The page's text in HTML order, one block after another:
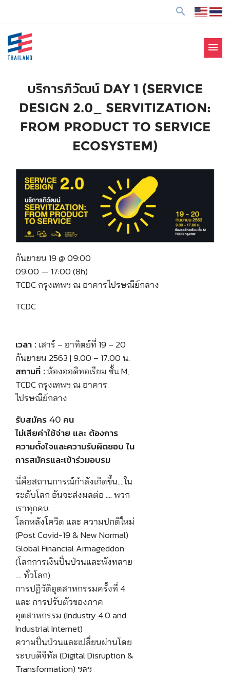
search
Enterprise: SE
menu
บริการภิวัฒน์ DAY 1 (SERVICE
DESIGN 2.0_ SERVITIZATION:
FROM PRODUCT TO SERVICE
ECOSYSTEM)
เวลา : เสาร์ – อาทิตย์ที่ 19 – 20
กันยายน 2563 | 9.00 – 17.00 น.
สถานที่ : ห้องออดิทอเรียม ชั้น M,
TCDC กรุงเทพฯ ณ อาคาร
ไปรษณีย์กลาง
รับสมัคร 40 คน
ไม่เสียค่าใช้จ่าย และ ต้องการ
ความตั้งใจและความรับผิดชอบ ใน
การสมัครและเข้าร่วมอบรม
นี่คือสถานการณ์กำลังเกิดขึ้น….ใน
ระดับโลก อันจะส่งผลต่อ …. พวก
เราทุกคน
โลกหลังโควิด และ ความปกติใหม่
(Post Covid-19 & New Normal)
Global Financial Armageddon
(โลกการเงินปั่นป่วนและพังทลาย
…. ทั่วโลก)
การปฏิวัติอุตสาหกรรมครั้งที่ 4
และ การปรับตัวของภาค
อุตสาหกรรม (Industry 4.0 and
Industrial Internet)
ความปั่นป่วนและเปลี่ยนผ่านโดย
ระบบดิจิทัล (Digital Disruption &
Transformation) ฯลฯ
กันยายน 19 @ 09:00
09:00 — 17:00(8h)
TCDC กรุงเทพฯ ณ อาคารไปรษณีย์กลาง
TCDC